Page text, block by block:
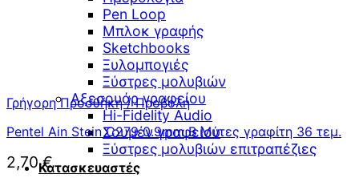
Pen Loop
Μπλοκ γραφής
Sketchbooks
Ξυλομπογιές
Ξύστρες μολυβιών
Αξεσουάρ γραφείου
Hi-Fidelity Audio
Σουμέν γραφείου
Ξύστρες μολυβιών επιτραπέζιες
Κατασκευαστές
Γρήγορη Προσθήκη / Προβολή
Pentel Ain Stein C279 0.9mm B Μύτες γραφίτη 36 τεμ.
2,70€